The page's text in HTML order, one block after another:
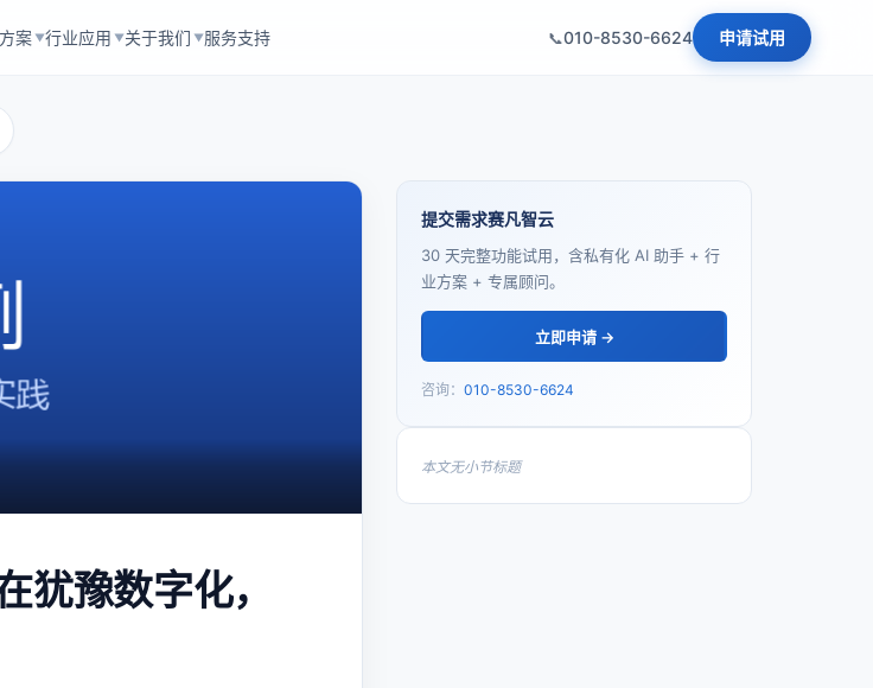
案 ▼行业应用 ▼关于我们 ▼服务支持 010-8530-6624 申请试用
犹豫数字化，
提交需求赛凡智云
30 天完整功能试用，含私有化 AI 助手 + 行
业方案 + 专属顾问。
立即申请 →
咨询： 010-8530-6624
本文无小节标题